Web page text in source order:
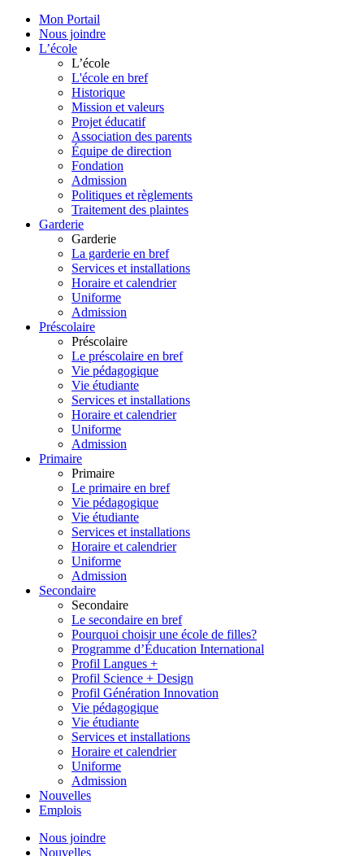
Mon Portail
Nous joindre
L’école
L’école
L'école en bref
Historique
Mission et valeurs
Projet éducatif
Association des parents
Équipe de direction
Fondation
Admission
Politiques et règlements
Traitement des plaintes
Garderie
Garderie
La garderie en bref
Services et installations
Horaire et calendrier
Uniforme
Admission
Préscolaire
Préscolaire
Le préscolaire en bref
Vie pédagogique
Vie étudiante
Services et installations
Horaire et calendrier
Uniforme
Admission
Primaire
Primaire
Le primaire en bref
Vie pédagogique
Vie étudiante
Services et installations
Horaire et calendrier
Uniforme
Admission
Secondaire
Secondaire
Le secondaire en bref
Pourquoi choisir une école de filles?
Programme d’Éducation International
Profil Langues +
Profil Science + Design
Profil Génération Innovation
Vie pédagogique
Vie étudiante
Services et installations
Horaire et calendrier
Uniforme
Admission
Nouvelles
Emplois
Nous joindre
Nouvelles